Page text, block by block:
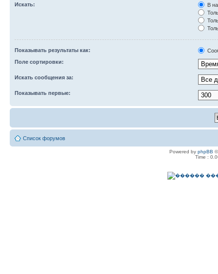
Искать:
В
Показывать результаты как:
Поле сортировки:
Искать сообщения за:
Показывать первые:
Список форумов
Powered by phpBB
Time :